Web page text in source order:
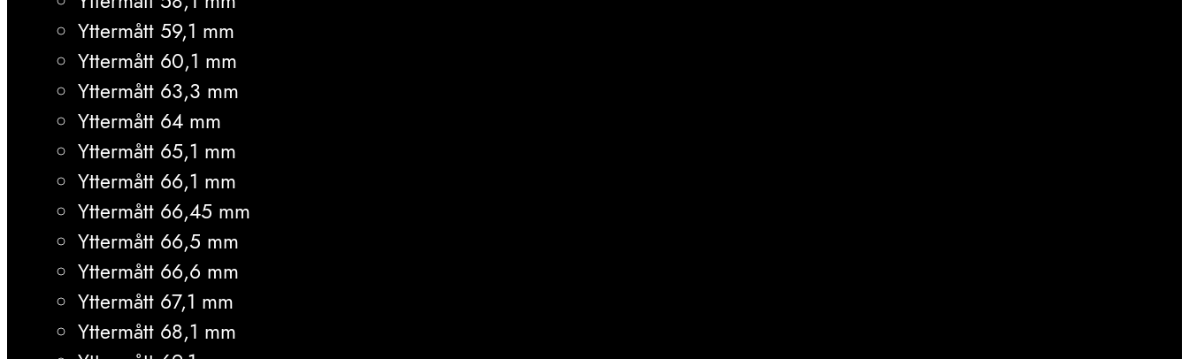
Yttermått 59,1 mm
Yttermått 60,1 mm
Yttermått 63,3 mm
Yttermått 64 mm
Yttermått 65,1 mm
Yttermått 66,1 mm
Yttermått 66,45 mm
Yttermått 66,5 mm
Yttermått 66,6 mm
Yttermått 67,1 mm
Yttermått 68,1 mm